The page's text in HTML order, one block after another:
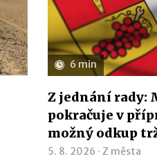
6 min
Z jednání rady:
pokračuje v
možný odkup
5. 8. 2026 ·Z města